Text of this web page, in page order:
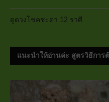
ดูดวงโชคชะตา 12 ราศี
แนะนำให้อ่านค่ะ สูตรวิธีการ